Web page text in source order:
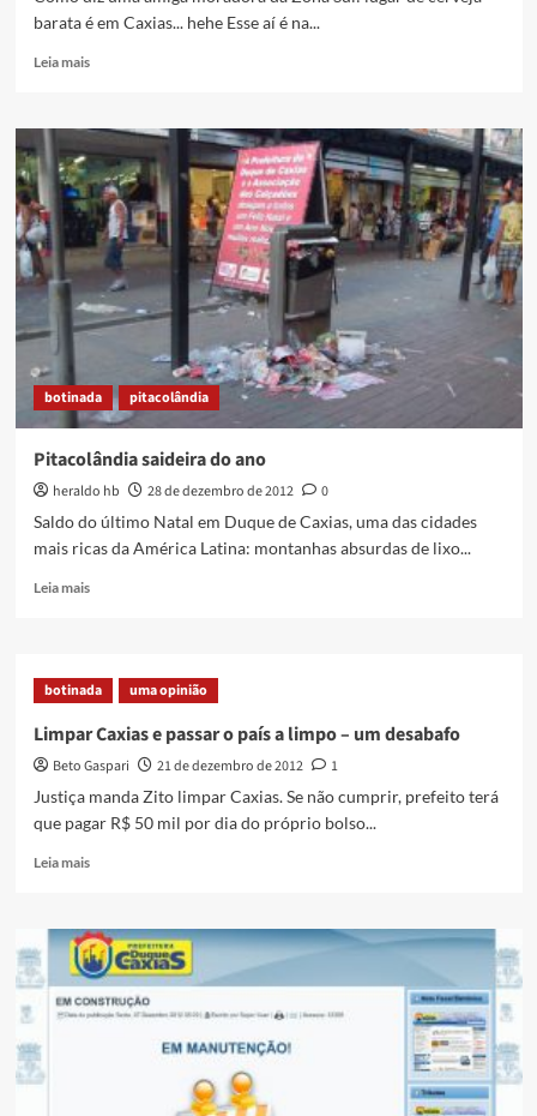
barata é em Caxias... hehe Esse aí é na...
Leia maisRead
Cerveja
barata
é
um
barato
botinada pitacolândia
Pitacolândia saideira do ano
heraldo hb 28 de dezembro de 2012
0
Saldo do último Natal em Duque de Caxias, uma das cidades
mais ricas da América Latina: montanhas absurdas de lixo...
Leia maisRead
saideira
do
botinada uma opinião
Limpar Caxias e passar o país a limpo – um desabafo
Beto Gaspari 21 de dezembro de 2012
1
Justiça manda Zito limpar Caxias. Se não cumprir, prefeito terá
que pagar R$ 50 mil por dia do próprio bolso...
Leia maisRead
Limpar
Caxias
e
passar
o